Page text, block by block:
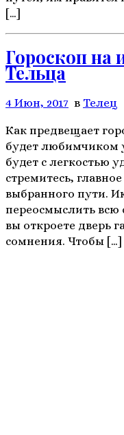
[…]
Гороскоп на
Тельца
4 Июн, 2017 в Телeц
Как предвещает
будет любимчиком
будет с легкостью
стремитесь,
выбранного пути.
переосмыслить всю
вы откроете дверь
сомнения. Чтобы […]